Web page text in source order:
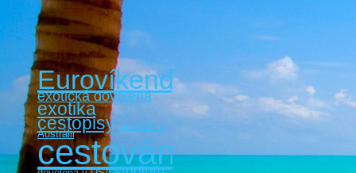
Eurovíkendy
exotická dovolená
exotika
cestopisy studium v
Austrálii
cestování